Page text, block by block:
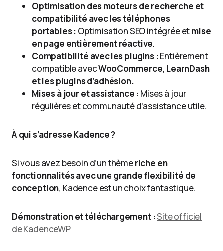
Optimisation des moteurs de recherche et
compatibilité avec les téléphones
portables : Optimisation SEO intégrée etmise
en page entièrement réactive.
Compatibilité avec les plugins :Entièrement
compatible avecWooCommerce, LearnDash
et les plugins d’adhésion.
Mises à jour et assistance : Mises à jour
régulières et communauté d’assistance utile.
À qui s’adresse Kadence ?
Si vous avez besoin d’un thèmeriche en
fonctionnalités avec une grande flexibilité de
conception, Kadence est un choix fantastique.
Démonstration et téléchargement :Site officiel
de KadenceWP